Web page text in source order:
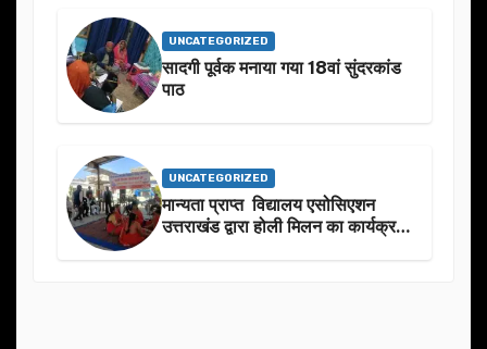
UNCATEGORIZED
सादगी पूर्वक मनाया गया 18वां सुंदरकांड
पाठ
UNCATEGORIZED
मान्यता प्राप्त विद्यालय एसोसिएशन
उत्तराखंड द्वारा होली मिलन का कार्यक्रम